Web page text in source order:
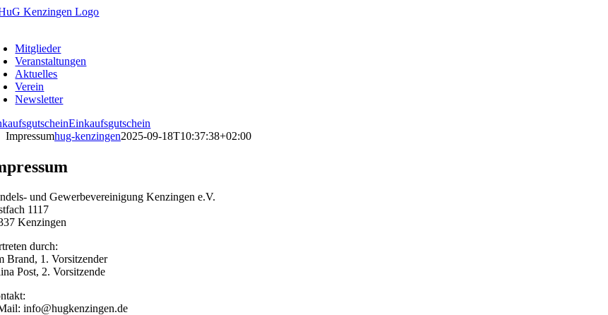
Zum
Mitglieder
Veranstaltungen
Aktuelles
Verein
Newsletter
Einkaufsgutschein
Impressumhug-kenzingen2025-09-18T10:37:38+02:00
und Gewerbevereinigung Kenzingen e.V.
1117
Kenzingen
durch:
Brand, 1. Vorsitzender
Post, 2. Vorsitzende
info@hugkenzingen.de